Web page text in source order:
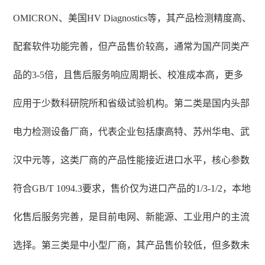
OMICRON、美国HV Diagnostics等，其产品检测精度高、
配套软件功能完善，但产品售价较高，通常为国产同类产
品的3-5倍，且售后服务响应周期长、校准成本高，更多
应用于少数科研院所和省级试验机构。第二类是国内头部
电力检测设备厂商，代表企业包括康高特、苏州华电、武
汉中元等，这类厂商的产品性能接近进口水平，核心参数
符合GB/T 1094.3要求，售价仅为进口产品的1/3-1/2，本地
化售后服务完善，是目前电网、新能源、工业用户的主流
选择。第三类是中小型厂商，其产品售价较低，但多数未